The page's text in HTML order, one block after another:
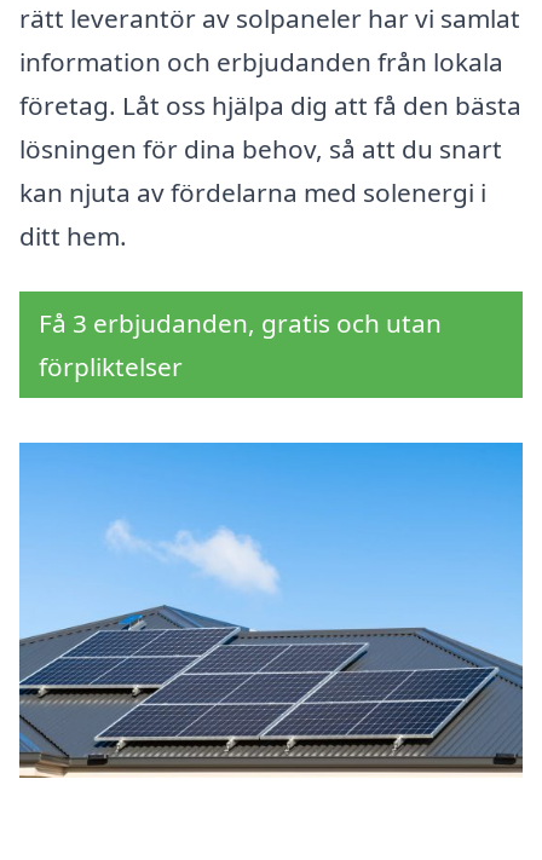
rätt leverantör av solpaneler har vi samlat
information och erbjudanden från lokala
företag. Låt oss hjälpa dig att få den bästa
lösningen för dina behov, så att du snart
kan njuta av fördelarna med solenergi i
ditt hem.
Få 3 erbjudanden, gratis och utan
förpliktelser